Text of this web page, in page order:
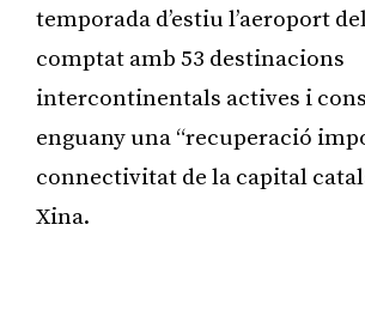
temporada d’estiu l’aeroport
comptat amb 53 destinacions
intercontinentals actives i
enguany una “recuperació
connectivitat de la capital
Xina.